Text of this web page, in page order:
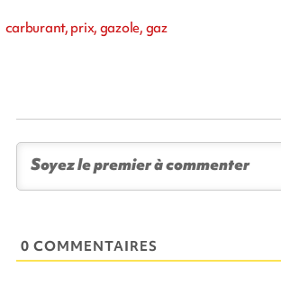
carburant, prix, gazole, gaz
0 COMMENTAIRES